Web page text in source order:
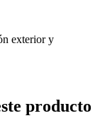
exterior y
producto